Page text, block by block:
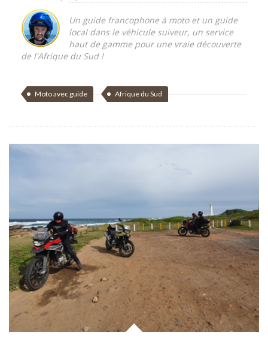
Un guide francophone à moto et un guide
local dans le véhicule suiveur, un service
haut de gamme pour une vraie découverte
de l'Afrique du Sud !
Moto avec guide Afrique du Sud